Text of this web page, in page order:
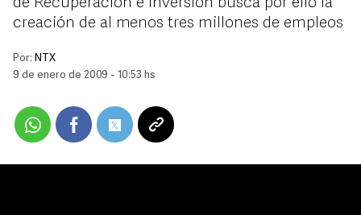
de Recuperación e Inversión busca por ello la
creación de al menos tres millones de empleos
Por: NTX
9 de enero de 2009 - 10:53 hs